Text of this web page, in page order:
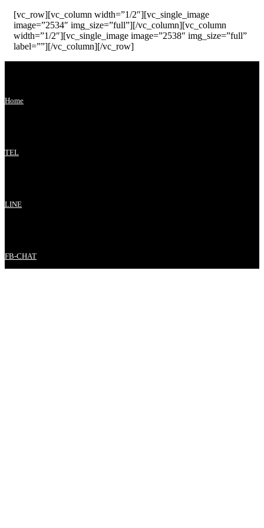
[vc_row][vc_column width=”1/2″][vc_single_image
image=”2534″ img_size=”full”][/vc_column][vc_column
width=”1/2″][vc_single_image image=”2538″ img_size=”full”
label=””][/vc_column][/vc_row]
Home
TEL
LINE
FB-CHAT